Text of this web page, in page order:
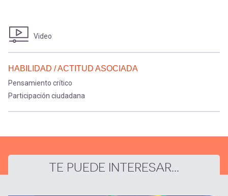
Video
HABILIDAD / ACTITUD ASOCIADA
Pensamiento crítico
Participación ciudadana
TE PUEDE INTERESAR...